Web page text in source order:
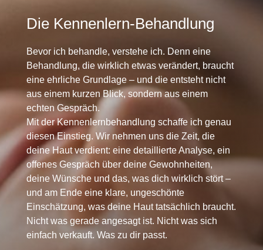
Die Kennenlern-Behandlung
Bevor ich behandle, verstehe ich. Denn eine
Behandlung, die wirklich etwas verändert, braucht
eine ehrliche Grundlage – und die entsteht nicht
aus einem kurzen Blick, sondern aus einem
echten Gespräch.
Mit der Kennenlernbehandlung schaffe ich genau
diesen Einstieg. Wir nehmen uns die Zeit, die
deine Haut verdient: eine detaillierte Analyse, ein
offenes Gespräch über deine Gewohnheiten,
deine Wünsche und das, was dich wirklich stört –
und am Ende eine klare, ungeschönte
Einschätzung, was deine Haut tatsächlich braucht.
Nicht was gerade angesagt ist. Nicht was sich
einfach verkauft. Was zu dir passt.